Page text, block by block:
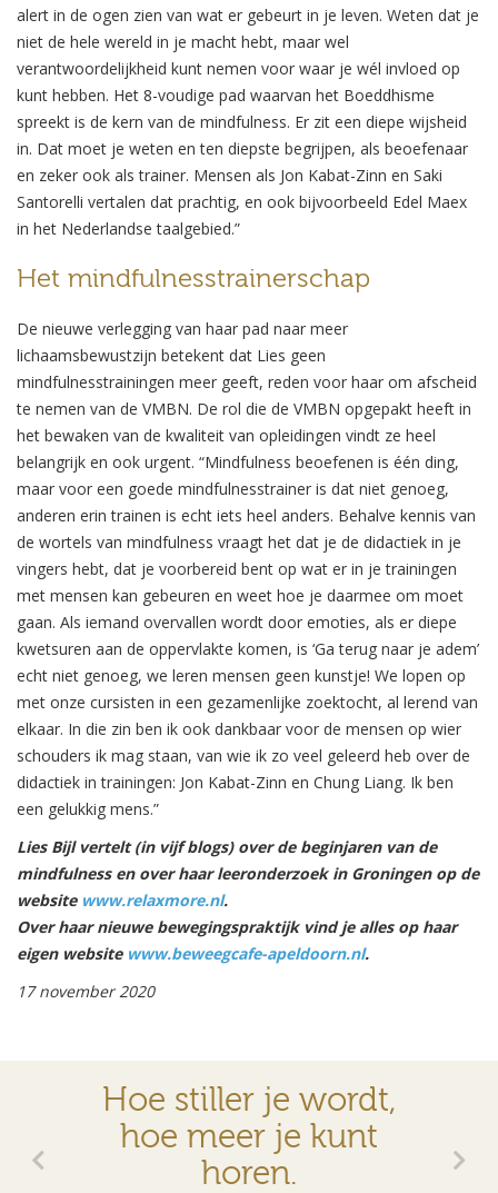
alert in de ogen zien van wat er gebeurt in je leven. Weten dat je
niet de hele wereld in je macht hebt, maar wel
verantwoordelijkheid kunt nemen voor waar je wél invloed op
kunt hebben. Het 8-voudige pad waarvan het Boeddhisme
spreekt is de kern van de mindfulness. Er zit een diepe wijsheid
in. Dat moet je weten en ten diepste begrijpen, als beoefenaar
en zeker ook als trainer. Mensen als Jon Kabat-Zinn en Saki
Santorelli vertalen dat prachtig, en ook bijvoorbeeld Edel Maex
in het Nederlandse taalgebied.”
Het mindfulnesstrainerschap
De nieuwe verlegging van haar pad naar meer
lichaamsbewustzijn betekent dat Lies geen
mindfulnesstrainingen meer geeft, reden voor haar om afscheid
te nemen van de VMBN. De rol die de VMBN opgepakt heeft in
het bewaken van de kwaliteit van opleidingen vindt ze heel
belangrijk en ook urgent. “Mindfulness beoefenen is één ding,
maar voor een goede mindfulnesstrainer is dat niet genoeg,
anderen erin trainen is echt iets heel anders. Behalve kennis van
de wortels van mindfulness vraagt het dat je de didactiek in je
vingers hebt, dat je voorbereid bent op wat er in je trainingen
met mensen kan gebeuren en weet hoe je daarmee om moet
gaan. Als iemand overvallen wordt door emoties, als er diepe
kwetsuren aan de oppervlakte komen, is ‘Ga terug naar je adem’
echt niet genoeg, we leren mensen geen kunstje! We lopen op
met onze cursisten in een gezamenlijke zoektocht, al lerend van
elkaar. In die zin ben ik ook dankbaar voor de mensen op wier
schouders ik mag staan, van wie ik zo veel geleerd heb over de
didactiek in trainingen: Jon Kabat-Zinn en Chung Liang. Ik ben
een gelukkig mens.”
Lies Bijl vertelt (in vijf blogs) over de beginjaren van de
mindfulness en over haar leeronderzoek in Groningen op de
website www.relaxmore.nl.
Over haar nieuwe bewegingspraktijk vind je alles op haar
eigen website www.beweegcafe-apeldoorn.nl.
17 november 2020
Hoe stiller je wordt,
hoe meer je kunt
horen.